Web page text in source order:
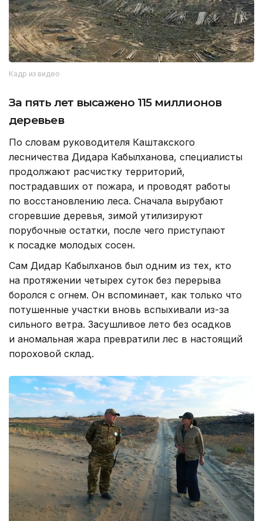
Кадр из видео
За пять лет высажено 115 миллионов
деревьев
По словам руководителя Каштакского
лесничества Дидара Кабылханова, специалисты
продолжают расчистку территорий,
пострадавших от пожара, и проводят работы
по восстановлению леса. Сначала вырубают
сгоревшие деревья, зимой утилизируют
порубочные остатки, после чего приступают
к посадке молодых сосен.
Сам Дидар Кабылханов был одним из тех, кто
на протяжении четырех суток без перерыва
боролся с огнем. Он вспоминает, как только что
потушенные участки вновь вспыхивали из-за
сильного ветра. Засушливое лето без осадков
и аномальная жара превратили лес в настоящий
пороховой склад.